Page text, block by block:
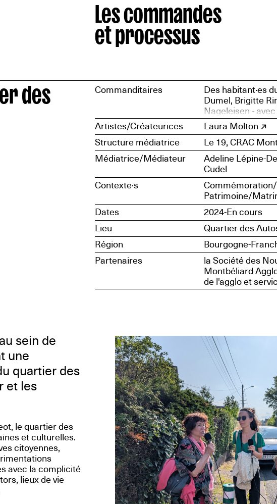
Les commandes
et processus
des Commanditaires
Des habitant·es
Dumel, Brigitte
Nageleisen -
artistiques,
des habitant·es
développement
industriel, ouvrier
Artistes/Créateurices
Laura Molton
Structure médiatrice
Le 19, CRAC
Médiatrice/Médiateur
Adeline Lépine-
Cudel
Contexte·s
Patrimoine/
Dates
2024-En cours
Lieu
Quartier des
Région
Bourgogne-
Partenaires
la Société des
Montbéliard
de l'agglo et
sein de
une
quartier des
et les
le quartier des
et culturelles.
citoyennes,
avec la complicité
lieux de vie